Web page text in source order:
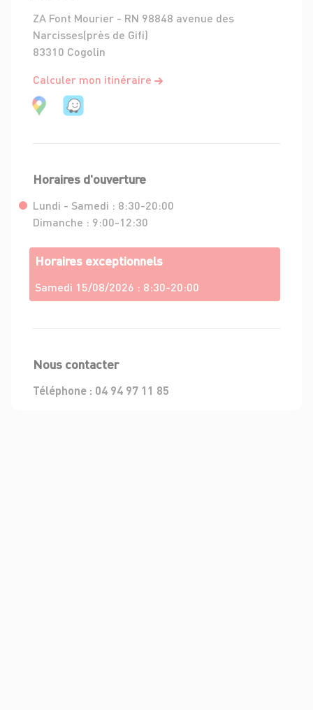
ZA Font Mourier - RN 98848 avenue des
Narcisses(près de Gifi)
83310 Cogolin
Calculer mon itinéraire
Horaires d'ouverture
Lundi - Samedi : 8:30-20:00
Dimanche : 9:00-12:30
Horaires exceptionnels
Samedi 15/08/2026 : 8:30-20:00
Nous contacter
Téléphone : 04 94 97 11 85